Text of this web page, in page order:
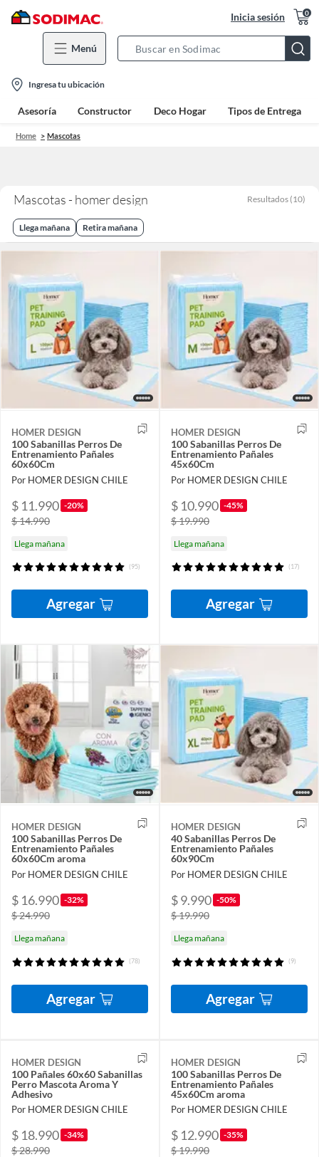
Inicia sesión 0
Menú
Bar
location-
icon
Ingresa tu ubicación
Asesoría Constructor Deco Hogar Tipos de Entrega
Home Mascotas
Mascotas - homer design Resultados (10)
Llega mañana Retira mañana
HOMER DESIGN
100 Sabanillas Perros De
Entrenamiento Pañales
60x60Cm
Por HOMER DESIGN CHILE
$ 11.990 -20%
$ 14.990
Llega mañana
(95)
Agregar
HOMER DESIGN
100 Sabanillas Perros De
Entrenamiento Pañales
45x60Cm
Por HOMER DESIGN CHILE
$ 10.990 -45%
$ 19.990
Llega mañana
(17)
Agregar
HOMER DESIGN
100 Sabanillas Perros De
Entrenamiento Pañales
60x60Cm aroma
Por HOMER DESIGN CHILE
$ 16.990 -32%
$ 24.990
Llega mañana
(78)
Agregar
HOMER DESIGN
40 Sabanillas Perros De
Entrenamiento Pañales
60x90Cm
Por HOMER DESIGN CHILE
$ 9.990 -50%
$ 19.990
Llega mañana
(9)
Agregar
HOMER DESIGN
100 Pañales 60x60 Sabanillas
Perro Mascota Aroma Y
Adhesivo
Por HOMER DESIGN CHILE
$ 18.990 -34%
$ 28.990
HOMER DESIGN
100 Sabanillas Perros De
Entrenamiento Pañales
45x60Cm aroma
Por HOMER DESIGN CHILE
$ 12.990 -35%
$ 19.990